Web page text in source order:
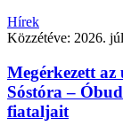
Hírek
Közzétéve: 2026.
Megérkezett
Sóstóra –
fiataljait